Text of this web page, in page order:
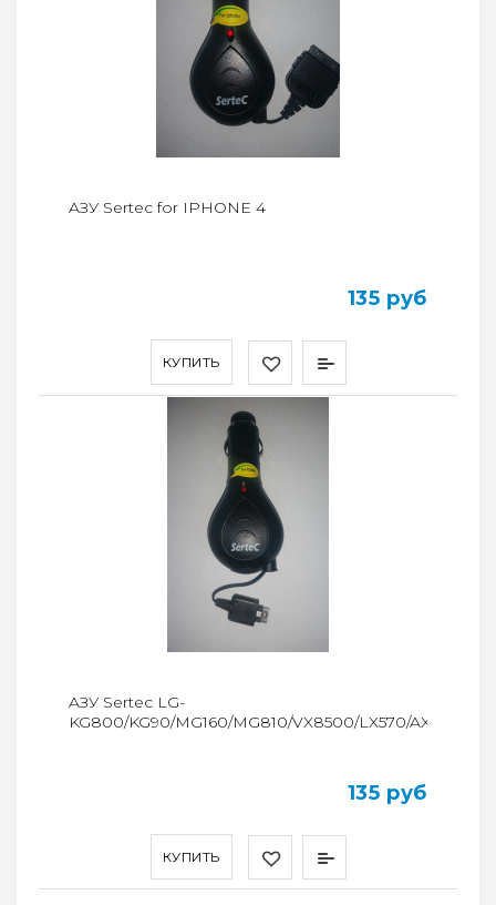
КУПИТЬ
AЗУ Sertec for IPHONE 4
135 руб
КУПИТЬ
AЗУ Sertec LG-
KG800/KG90/MG160/MG810/VX8500/LX570/AX275/
135 руб